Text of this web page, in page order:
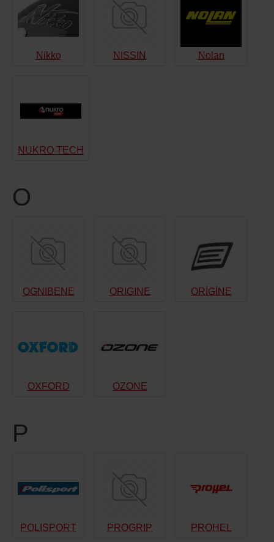
Nikko NISSIN Nolan
NUKRO TECH
O
OGNIBENE ORIGINE ORİGİNE
OXFORD OZONE
P
POLISPORT PROGRIP PROHEL